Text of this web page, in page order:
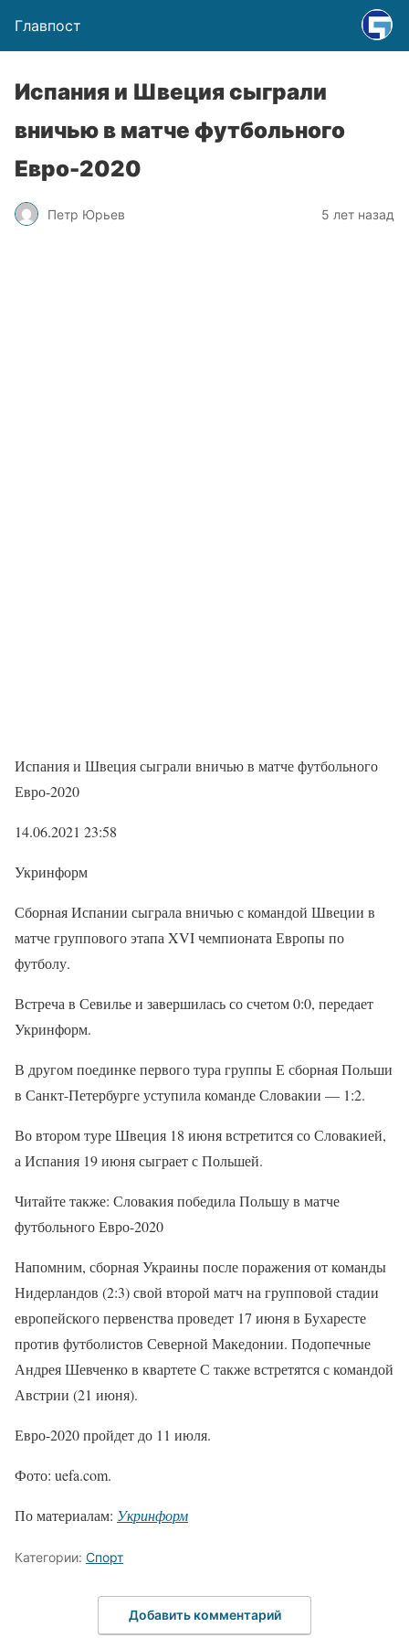
Главпост
Испания и Швеция сыграли
вничью в матче футбольного
Евро-2020
Петр Юрьев 5 лет назад
Испания и Швеция сыграли вничью в матче футбольного
Евро-2020
14.06.2021 23:58
Укринформ
Сборная Испании сыграла вничью с командой Швеции в
матче группового этапа XVI чемпионата Европы по
футболу.
Встреча в Севилье и завершилась со счетом 0:0, передает
Укринформ.
В другом поединке первого тура группы Е сборная Польши
в Санкт-Петербурге уступила команде Словакии — 1:2.
Во втором туре Швеция 18 июня встретится со Словакией,
а Испания 19 июня сыграет с Польшей.
Читайте также: Словакия победила Польшу в матче
футбольного Евро-2020
Напомним, сборная Украины после поражения от команды
Нидерландов (2:3) свой второй матч на групповой стадии
европейского первенства проведет 17 июня в Бухаресте
против футболистов Северной Македонии. Подопечные
Андрея Шевченко в квартете С также встретятся с командой
Австрии (21 июня).
Евро-2020 пройдет до 11 июля.
Фото: uefa.com.
По материалам: Укринформ
Категории: Спорт
Добавить комментарий